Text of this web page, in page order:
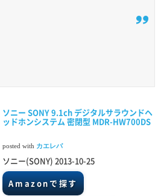
ソニー SONY 9.1ch デジタルサラウンドヘ
ッドホンシステム 密閉型 MDR-HW700DS
posted with カエレバ
ソニー(SONY) 2013-10-25
Amazonで探す